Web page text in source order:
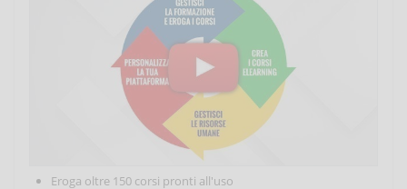
Eroga oltre 150 corsi pronti all'uso